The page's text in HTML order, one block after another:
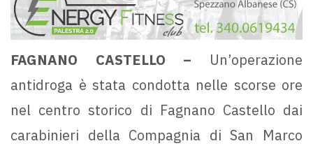
FAGNANO CASTELLO – Un’operazione
antidroga è stata condotta nelle scorse ore
nel centro storico di Fagnano Castello dai
carabinieri della Compagnia di San Marco